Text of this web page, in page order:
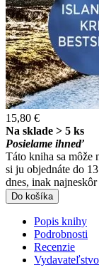
15,80 €
Na sklade > 5 ks
Posielame ihneď
Táto kniha sa
si ju objednáte do
dnes, inak
Do košíka
Popis knihy
Podrobnosti
Recenzie
Vydavateľstvo